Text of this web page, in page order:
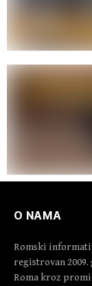
O NAMA
Romski
registrovan
Roma kroz